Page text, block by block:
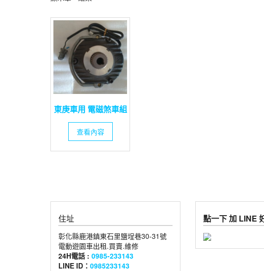
東庚車用 電磁煞車組
查看內容
住址
彰化縣鹿港鎮東石里鹽埕巷30-31號
電動遊園車出租.買賣.維修
24H電話 : 0985-233143
LINE ID： 0985233143
點一下 加 LINE